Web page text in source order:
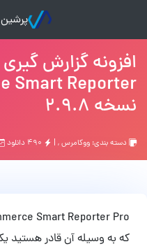
افزونه گزارش
Smart Reporter
نسخه 2.9.8
دسته بندی: ووکامرس, |
که به وسیله آن قادر هستید